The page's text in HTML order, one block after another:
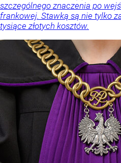
szczególnego znaczenia po
frankowej. Stawką są nie tylko
tysiące złotych kosztów.